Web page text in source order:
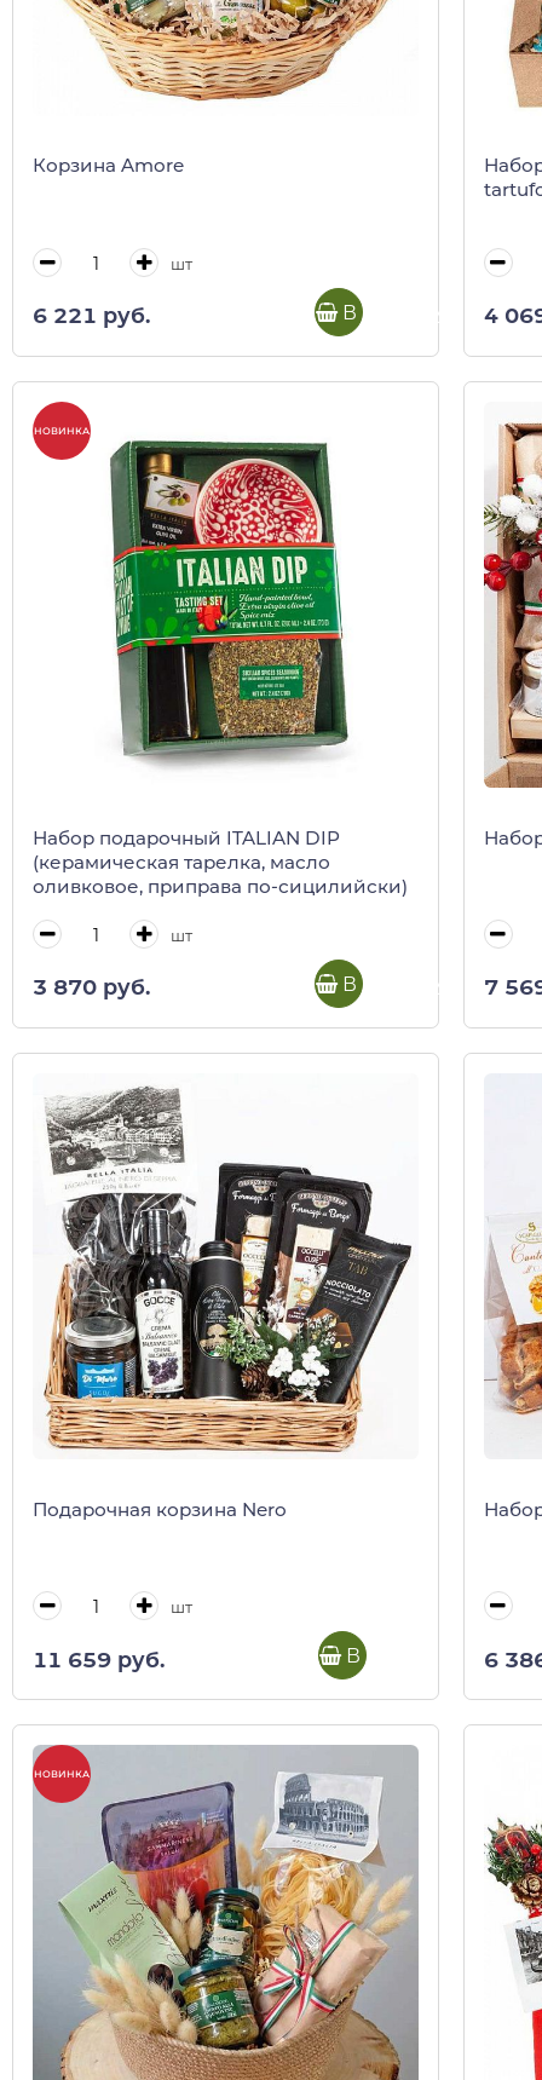
Корзина Amore
шт
6 221 руб. В корзину 4
НОВИНКА
Набор подарочный ITALIAN DIP
(керамическая тарелка, масло
оливковое, приправа по-сицилийски)
шт
3 870 руб. В корзину 7
Подарочная корзина Nero
шт
11 659 руб. В корзину 6
НОВИНКА